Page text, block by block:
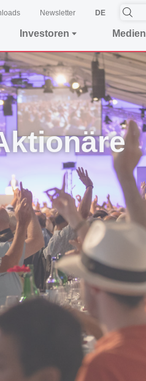
Newsletter DE
Investoren Medien